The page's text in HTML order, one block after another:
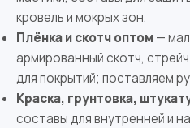
кровель и мокрых зон.
Плёнка и скотч оптом—
армированный скотч,
для покрытий; поставляем
Краска, грунтовка,
составы для внутренней и